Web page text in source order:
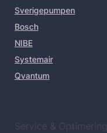
Sverigepumpen
Bosch
NIBE
Systemair
Qvantum
Service & Optimering